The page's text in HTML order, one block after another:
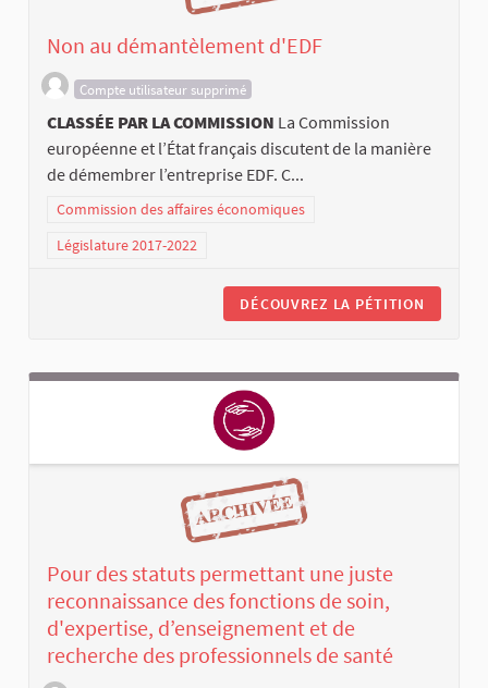
Non au démantèlement d'EDF
Compte utilisateur supprimé
CLASSÉE PAR LA COMMISSION La Commission
européenne et l’État français discutent de la manière
de démembrer l’entreprise EDF. C...
Commission des affaires économiques
Législature 2017-2022
DÉCOUVREZ LA PÉTITION
Pour des statuts permettant une juste
reconnaissance des fonctions de soin,
d'expertise, d’enseignement et de
recherche des professionnels de santé